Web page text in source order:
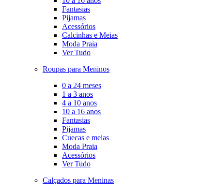
Fantasias
Pijamas
Acessórios
Calcinhas e Meias
Moda Praia
Ver Tudo
Roupas para Meninos
0 a 24 meses
1 a 3 anos
4 a 10 anos
10 a 16 anos
Fantasias
Pijamas
Cuecas e meias
Moda Praia
Acessórios
Ver Tudo
Calçados para Meninas